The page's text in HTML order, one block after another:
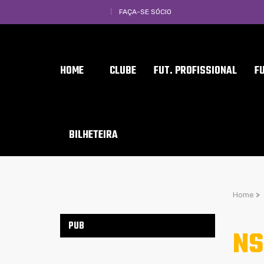
FAÇA-SE SÓCIO
HOME CLUBE FUT. PROFISSIONAL
BILHETEIRA
Home >
PUB